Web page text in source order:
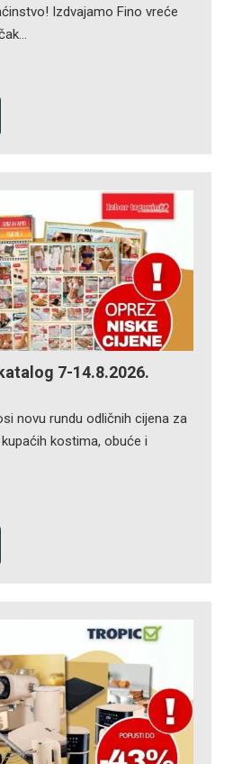
Izdvajamo Fino vreće
7-14.8.2026.
novu rundu odličnih cijena za
kostima, obuće i